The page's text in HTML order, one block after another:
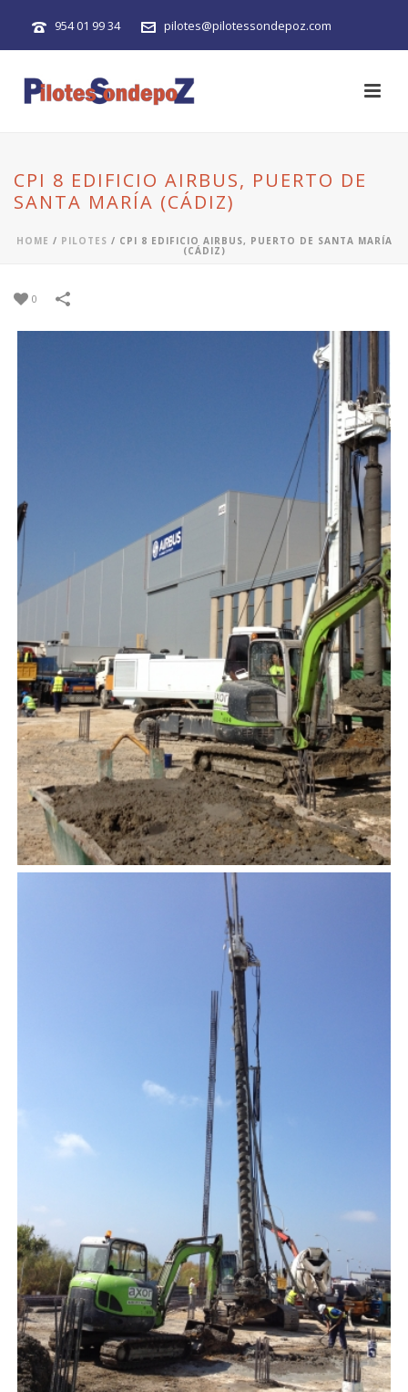
954 01 99 34 pilotes@pilotessondepoz.com
CPI 8 EDIFICIO AIRBUS, PUERTO DE
SANTA MARÍA (CÁDIZ)
HOME / PILOTES / CPI 8 EDIFICIO AIRBUS, PUERTO DE SANTA MARÍA
(CÁDIZ)
0